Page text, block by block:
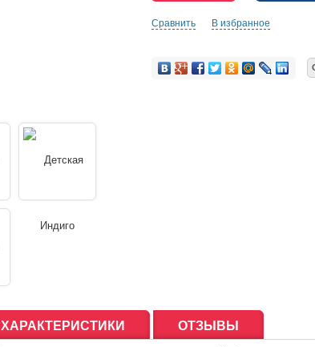
Сравнить В избранное
ХАРАКТЕРИСТИКИ ОТЗЫВЫ